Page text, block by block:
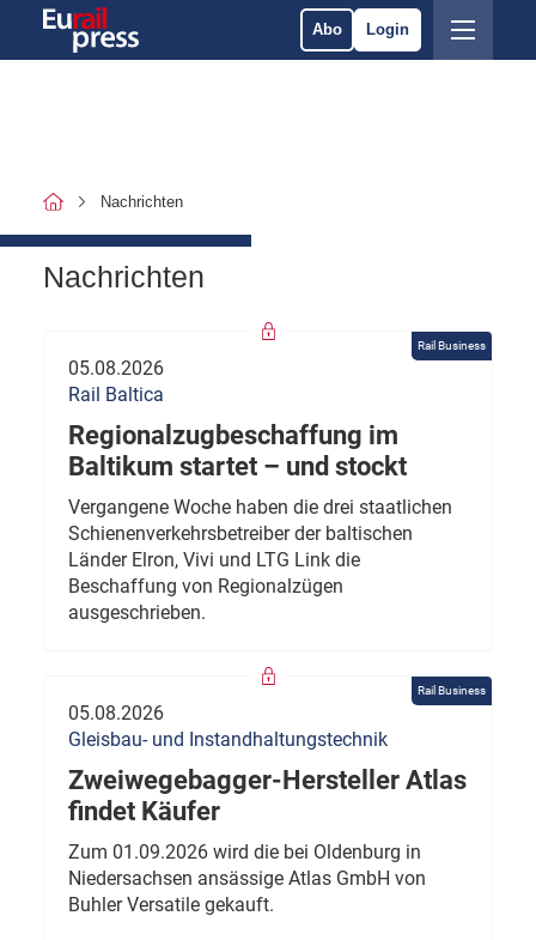
Abo Login
Nachrichten
Nachrichten
Rail Business
05.08.2026
Rail Baltica
Regionalzugbeschaffung im
Baltikum startet – und stockt
Vergangene Woche haben die drei staatlichen
Schienenverkehrsbetreiber der baltischen
Länder Elron, Vivi und LTG Link die
Beschaffung von Regionalzügen
ausgeschrieben.
Rail Business
05.08.2026
Gleisbau- und Instandhaltungstechnik
Zweiwegebagger-Hersteller Atlas
findet Käufer
Zum 01.09.2026 wird die bei Oldenburg in
Niedersachsen ansässige Atlas GmbH von
Buhler Versatile gekauft.